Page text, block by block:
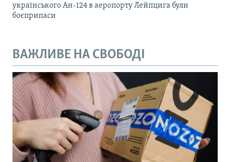
українського Ан-124 в аеропорту Лейпцига були
боєприпаси
ВАЖЛИВЕ НА СВОБОДІ